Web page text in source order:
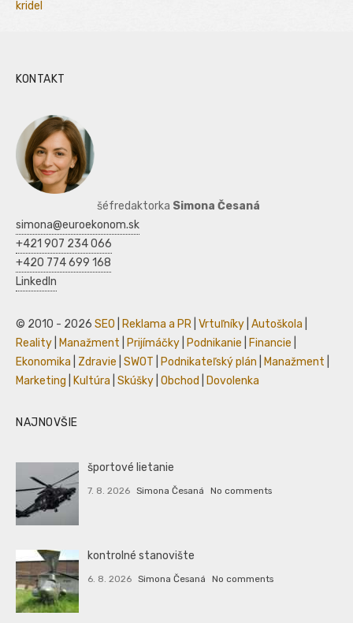
kridel
KONTAKT
šéfredaktorka Simona Česaná
simona@euroekonom.sk
+421 907 234 066
+420 774 699 168
LinkedIn
© 2010 - 2026 SEO Reklama a PR Vrtuľníky Autoškola
Reality Manažment Prijímáčky Podnikanie Financie
Ekonomika
Zdravie SWOT Podnikateľský plán Manažment
Marketing Kultúra Skúšky Obchod Dovolenka
NAJNOVŠIE
športové lietanie
7. 8. 2026 Simona Česaná No comments
kontrolné stanovište
6. 8. 2026 Simona Česaná No comments